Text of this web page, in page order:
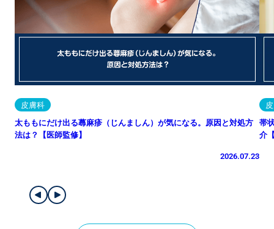
皮膚科
太ももにだけ出る蕁麻疹（じんましん）が気になる。原因と対処方
法は？【医師監修】
2026.07.23
帯
介